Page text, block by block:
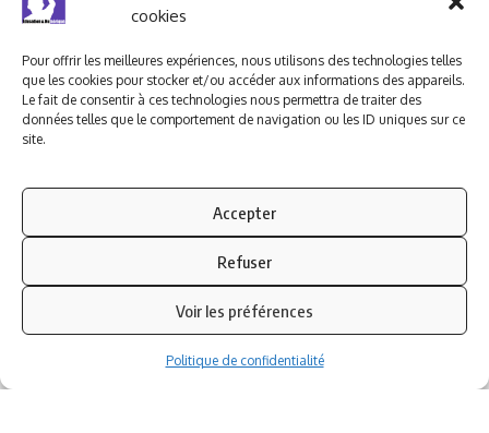
cookies
Pour offrir les meilleures expériences, nous utilisons des technologies telles
que les cookies pour stocker et/ou accéder aux informations des appareils.
Le fait de consentir à ces technologies nous permettra de traiter des
données telles que le comportement de navigation ou les ID uniques sur ce
site.
Accepter
Refuser
Voir les préférences
Politique de confidentialité
PARTENAIRES